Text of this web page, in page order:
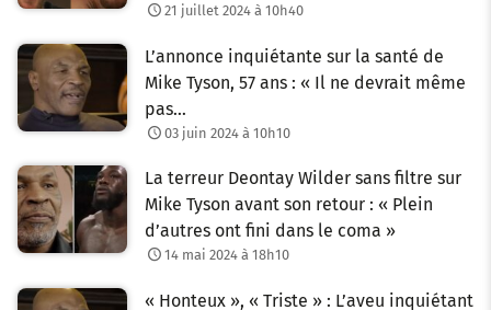
21 juillet 2024 à 10h40
L’annonce inquiétante sur la santé de
Mike Tyson, 57 ans : « Il ne devrait même
pas…
03 juin 2024 à 10h10
La terreur Deontay Wilder sans filtre sur
Mike Tyson avant son retour : « Plein
d’autres ont fini dans le coma »
14 mai 2024 à 18h10
« Honteux », « Triste » : L’aveu inquiétant